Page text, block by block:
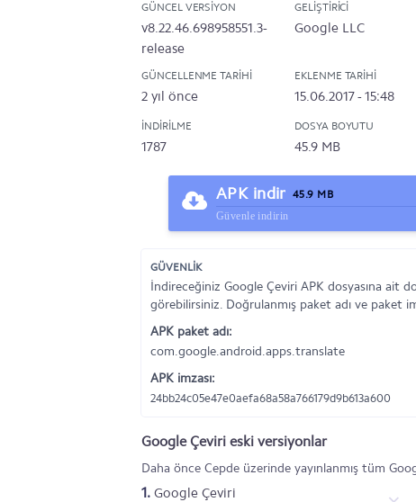
GÜNCEL VERSIYON
v8.22.46.698958551.3-
release
GELIŞTIRICI
Google LLC
GÜNCELLENME TARIHI
2 yıl önce
EKLENME TARIHI
15.06.2017 - 15:48
İNDIRILME
1787
DOSYA BOYUTU
45.9 MB
APK indir 45.9 MB
Güvenle indirin
GÜVENLİK
İndireceğiniz Google Çeviri APK dosyasına ait
görebilirsiniz. Doğrulanmış paket adı ve paket
APK paket adı:
com.google.android.apps.translate
APK imzası:
24bb24c05e47e0aefa68a58a766179d9b613a600
Google Çeviri eski versiyonlar
Daha önce Cepde üzerinde yayınlanmış tüm
1. Google Çeviri